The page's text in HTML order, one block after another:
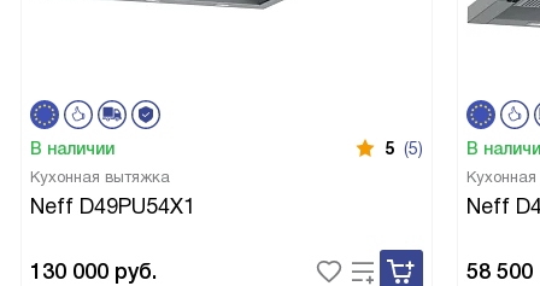
В наличии 5 (5)
Кухонная вытяжка
Neff D49PU54X1
130 000 руб.
В
Neff
58 500